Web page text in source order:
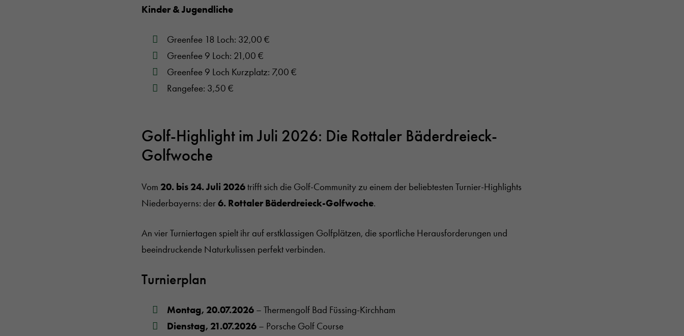
Kinder & Jugendliche
Greenfee 18 Loch: 32,00 €
Greenfee 9 Loch: 21,00 €
Greenfee 9 Loch Kurzplatz: 7,00 €
Rangefee: 3,50 €
Golf-Highlight im Juli 2026: Die Rottaler Bäderdreieck-
Golfwoche
Vom 20. bis 24. Juli 2026trifft sich die Golf-Community zu einem der beliebtesten Turnier-Highlights
Niederbayerns: der6. Rottaler Bäderdreieck-Golfwoche.
An vier Turniertagen spielt ihr auf erstklassigen Golfplätzen, die sportliche Herausforderungen und
beeindruckende Naturkulissen perfekt verbinden.
Turnierplan
Montag, 20.07.2026– Thermengolf Bad Füssing-Kirchham
Dienstag, 21.07.2026– Porsche Golf Course